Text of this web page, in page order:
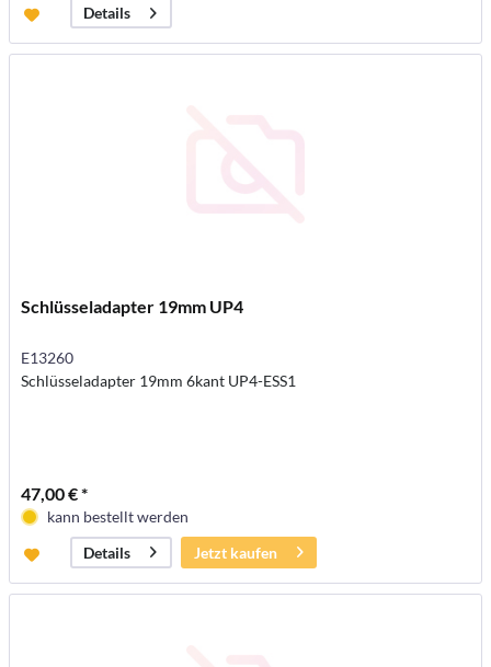
Details
Schlüsseladapter 19mm UP4
E13260
Schlüsseladapter 19mm 6kant UP4-ESS1
47,00 € *
kann bestellt werden
Details
Jetzt kaufen